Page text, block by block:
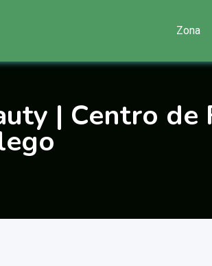
Zona
| Centro de